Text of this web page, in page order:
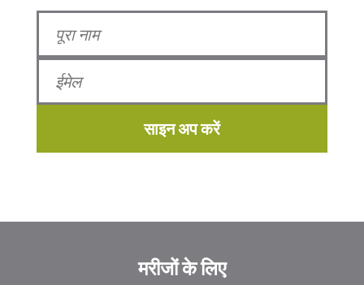
साइन अप करें
मरीजों के लिए